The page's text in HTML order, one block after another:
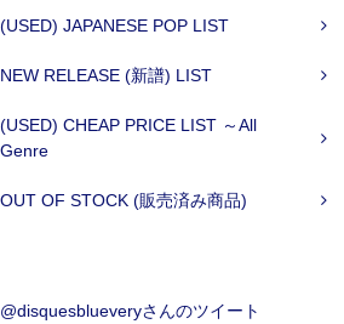
(USED) JAPANESE POP LIST
NEW RELEASE (新譜) LIST
(USED) CHEAP PRICE LIST ～All
Genre
OUT OF STOCK (販売済み商品)
@disquesblueveryさんのツイート